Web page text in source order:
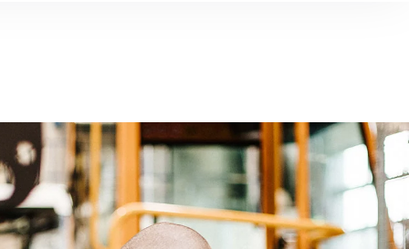
IJsselstein
Leiden
Rotterdam